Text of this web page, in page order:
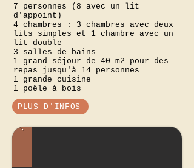
7 personnes
(8 avec un lit
d'appoint)
4 chambres : 3 chambres avec deux
lits simples et 1 chambre avec un
lit double
3 salles de bains
1 grand séjour de 40 m2 pour des
repas jusqu'à 14 personnes
1 grande cuisine
1 poêle à bois
PLUS D'INFOS